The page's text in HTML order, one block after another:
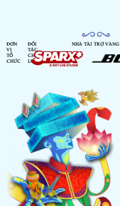
ĐƠN
VỊ
TỔ
CHỨC
ĐỐI
TÁC
CHIẾN
LƯỢC
NHÀ TÀI TRỢ VÀNG